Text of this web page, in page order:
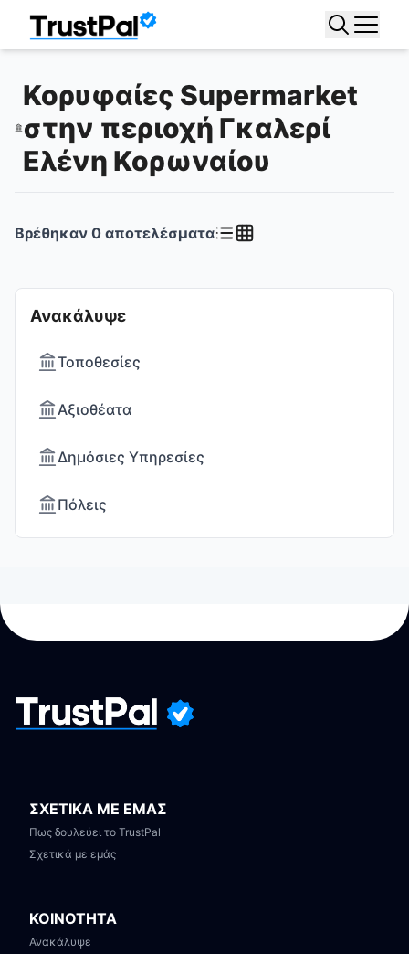
Κορυφαίες Supermarket
στην περιοχή Γκαλερί
Ελένη Κορωναίου
Ανακάλυψε
Τοποθεσίες
Αξιοθέατα
Δημόσιες Υπηρεσίες
Πόλεις
Βρέθηκαν 0 αποτελέσματα
ΣΧΕΤΙΚΑ ΜΕ ΕΜΑΣ
Πως δουλεύει το TrustPal
Σχετικά με εμάς
ΚΟΙΝΟΤΗΤΑ
Ανακάλυψε